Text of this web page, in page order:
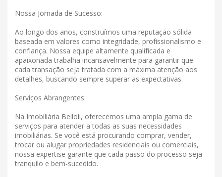
Nossa Jornada de Sucesso:
Ao longo dos anos, construímos uma reputação sólida
baseada em valores como integridade, profissionalismo e
confiança. Nossa equipe altamente qualificada e
apaixonada trabalha incansavelmente para garantir que
cada transação seja tratada com a máxima atenção aos
detalhes, buscando sempre superar as expectativas.
Serviços Abrangentes:
Na Imobiliária Belloli, oferecemos uma ampla gama de
serviços para atender a todas as suas necessidades
imobiliárias. Se você está procurando comprar, vender,
trocar ou alugar propriedades residenciais ou comerciais,
nossa expertise garante que cada passo do processo seja
tranquilo e bem-sucedido.